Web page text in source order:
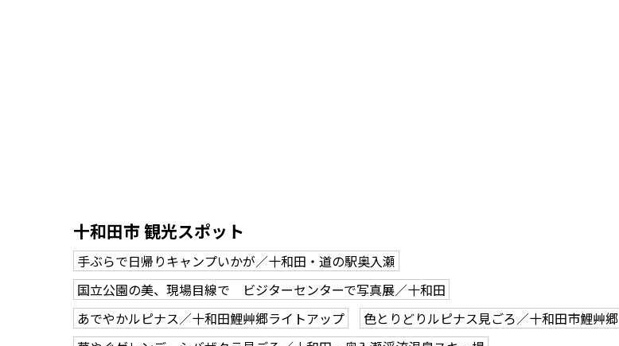
十和田市 観光スポット
手ぶらで日帰りキャンプいかが／十和田・道の駅奥入瀬
国立公園の美、現場目線で ビジターセンターで写真展／十和田
あでやかルピナス／十和田鯉艸郷ライトアップ
色とりどりルピナス見ごろ／十和田市鯉艸郷